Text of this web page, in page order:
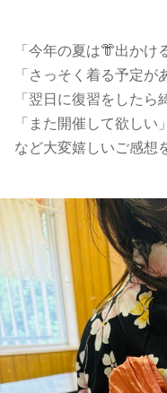
「今年の夏は👘出かけ
「さっそく着る予定が
「翌日に復習をしたら
「また開催して欲しい」
など大変嬉しいご感想